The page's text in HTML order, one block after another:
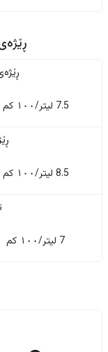
7.5 لیتر/١٠٠ کم
8.5 لیتر/١٠٠ کم
7 لیتر/١٠٠ کم